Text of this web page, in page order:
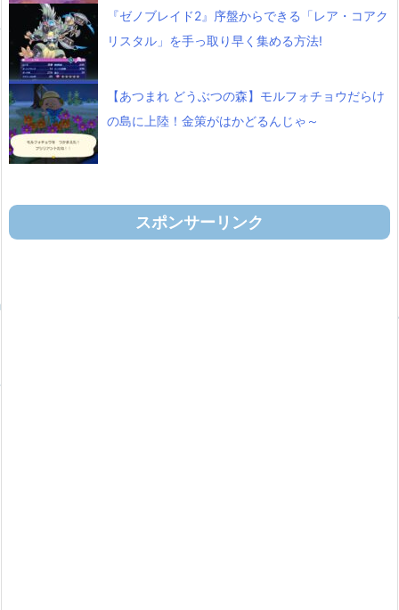
『ゼノブレイド2』序盤からできる「レア・コアク
リスタル」を手っ取り早く集める方法!
【あつまれ どうぶつの森】モルフォチョウだらけ
の島に上陸！金策がはかどるんじゃ～
スポンサーリンク